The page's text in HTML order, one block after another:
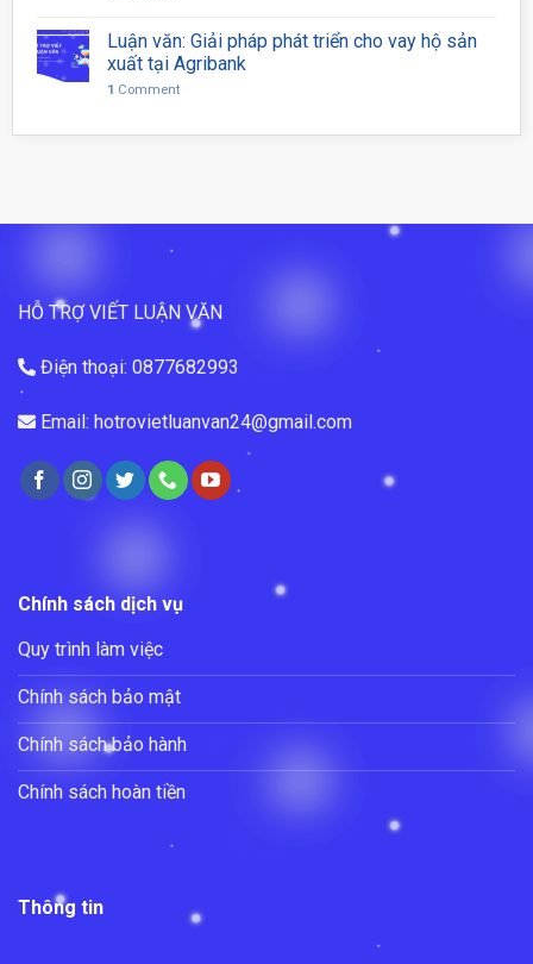
Luận văn: Giải pháp phát triển cho vay hộ sản
xuất tại Agribank
1 Comment
HỖ TRỢ VIẾT LUẬN VĂN
Điện thoại: 0877682993
Email: hotrovietluanvan24@gmail.com
Chính sách dịch vụ
Quy trình làm việc
Chính sách bảo mật
Chính sách bảo hành
Chính sách hoàn tiền
Thông tin